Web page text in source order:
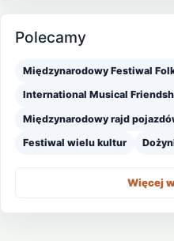
Polecamy
Międzynarodowy Festiwal
International Musical
Międzynarodowy rajd
Festiwal wielu kultur
Więcej